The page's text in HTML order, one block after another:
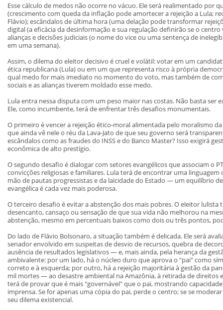
Esse cálculo de medos não ocorre no vácuo. Ele será realimentado por
(crescimento com queda da inflação pode amortecer a rejeição a Lula;
Flávio); escândalos de última hora (uma delação pode transformar
digital (a eficácia da desinformação e sua regulação definirão se o
alianças e decisões judiciais (o nome do vice ou uma sentença de
em uma semana).
Assim, o dilema do eleitor decisivo é cruel e volátil: votar em um
ética republicana (Lula) ou em um que representa risco à própria
qual medo for mais imediato no momento do voto, mas também de
sociais e as alianças tiverem moldado esse medo.
Lula entra nessa disputa com um peso maior nas costas. Não basta ser
Ele, como incumbente, terá de enfrentar três desafios monumentais.
O primeiro é vencer a rejeição ético-moral alimentada pelo moralismo
que ainda vê nele o réu da Lava-Jato de que seu governo será
escândalos como as fraudes do INSS e do Banco Master? Isso exigirá
econômica de alto prestígio.
O segundo desafio é dialogar com setores evangélicos que associam o
convicções religiosas e familiares. Lula terá de encontrar uma
mão de pautas progressistas e da laicidade do Estado — um equilíbrio
evangélica é cada vez mais poderosa.
O terceiro desafio é evitar a abstenção dos mais pobres. O eleitor
desencanto, cansaço ou sensação de que sua vida não melhorou na
abstenção, mesmo em percentuais baixos como dois ou três pontos,
Do lado de Flávio Bolsonaro, a situação também é delicada. Ele será
senador envolvido em suspeitas de desvio de recursos, quebra de
ausência de resultados legislativos — e, mais ainda, pela herança da
ambivalente: por um lado, há o núcleo duro que aprova o "pai" como
correto e à esquerda; por outro, há a rejeição majoritária à gestão da
mil mortes — ao desastre ambiental na Amazônia, à retirada de direitos
terá de provar que é mais "governável" que o pai, mostrando
imprensa. Se for apenas uma cópia do pai, perde o centro; se se
seu dilema existencial.